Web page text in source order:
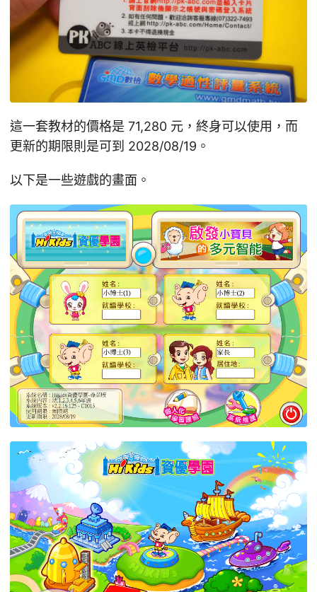
這一套教材的價格是 71,280 元，終身可以使用，而
更新的期限則是可到 2028/08/19。
以下是一些遊戲的畫面。